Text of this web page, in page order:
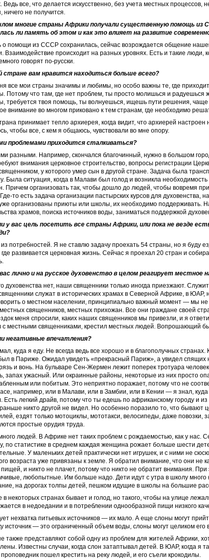
Ведь все, что делается искусственно, без учета местных процессов,
ничего не получится.
многие страны Африки получали существенную помощь из
ли память об этом и как это влияет на развитие
о помощи из СССР сохранилась, сейчас возрождается общение
Взаимодействие происходит на разных уровнях. Есть и такие люди,
говорят по-русски.
стране вам нравится находиться больше всего?
все мои страны значимы и любимы, но особо важны те, где
Потому что там, где нет проблем, ты просто молишься и радуешься
требуется твоя помощь, ты волнуешься, ищешь пути решения, чаще
внимание во многом приковано к тем странам, где необходимо
принимает тепло архиерея, когда видит, что архиерей настроен
чтобы все, с кем я общаюсь, чувствовали во мне опору.
проблемами приходится сталкиваться?
разными. Например, скончался благочинный, нужно в большом
внимания церковное строительство, вопросы регистрации
у которого умер сын в другой стране. Задача была
Была ситуация, когда в Малави был голод и возникла
Причем организовать так, чтобы дошло до людей, чтобы вовремя
то есть задача организации пастырских курсов для духовенства,
организованы приюты или школы, их необходимо поддерживать.
храмов, поиска источников воды, заниматься поддержкой
у вас цель посетить все страны Африки, или пока не везде
потребностей. Я не ставлю задачу проехать 54 страны, но я буду
развивается церковная жизнь. Сейчас я проехал 20 стран и
лично и на русское духовенство в целом реагирует местное
духовенства нет, наши священники только иногда приезжают.
служат в исторических храмах в Северной Африке, в
о местном населении, принципиально важный момент — мы
священников, местных прихожан. Все они граждане своей
меня спросили, каких наших священников мы привезли, и я
с местными священниками, крестил местных людей. Вопрошающий
негативные впечатления?
куда я еду. Не всегда ведь все хорошо и в благополучных странах.
в Париже. Ожидал увидеть «прекрасный Париж», а увидел
и вонь. На бульваре Сен-Жермен лежит поперек тротуара
запах ужасный. Или окраинные районы, некоторые из них просто
или ­побитым. Это ­неприятно поражает, потому что не
например, или в Малави, или в Замбии, или в Кении — я знал, куда
Есть легкий драйв, потому что ты едешь по африканскому городу и
никто другой не видел. Но особенно поразило то, что бывают
ездят только мотоциклы, мототакси, велосипеды, даже
простые орудия труда.
людей. В Африке нет таких проблем с рождаемостью, как у нас.
по статистике в среднем каждая женщина рожает больше шести
У маленьких детей практически нет игрушек, и с ними не
возраста уже привязаны к земле. Я обратил внимание, что они не
и никто не плачет, потому что никто не обратит внимания. При
любопытные. Им больше надо. Дети идут с утра в школу много
на дорогах толпы детей, пешком идущие в школы на большие
в некоторых странах бывает и голод, но такого, чтобы на улице
в недоедании и в потреблении однообразной пищи низкого
нехватка питьевых источников — их мало. А еще слоны могут
источник — это ограниченный объем воды, слоны могут целиком
также представляют собой одну из проблем для жителей Африки,
Известны случаи, когда слон затаптывал детей. В ЮАР, когда я
пошел крестить на реку людей, и его съели крокодилы.